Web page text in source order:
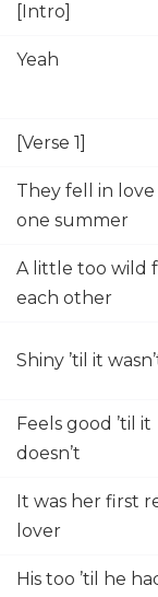
[Intro]
Yeah
[Verse 1]
They fell in love
one summer
A little too wild
each other
Shiny ’til it
Feels good ’til it
doesn’t
It was her first
lover
His too ’til he